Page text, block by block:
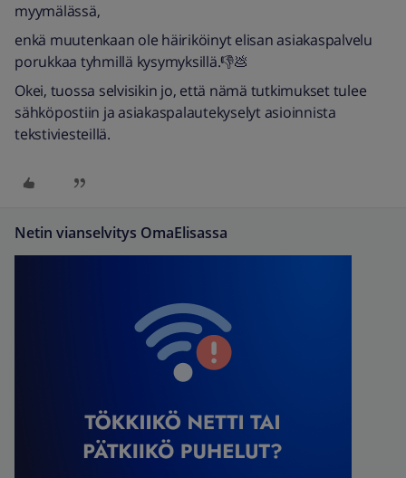
myymälässä,
enkä muutenkaan ole häiriköinyt elisan asiakaspalvelu
porukkaa tyhmillä kysymyksillä.👎💩
Okei, tuossa selvisikin jo, että nämä tutkimukset tulee
sähköpostiin ja asiakaspalautekyselyt asioinnista
tekstiviesteillä.
Netin vianselvitys OmaElisassa